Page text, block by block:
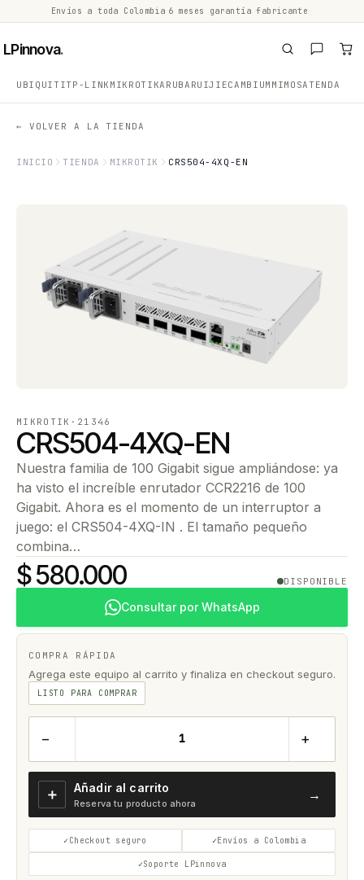
Envíos a toda Colombia 6 meses garantía fabricante
LPinnova.
UBIQUITITP-LINK MIKROTIKARUBA RUIJIECAMBIUM MIMOSATENDA
← VOLVER A LA TIENDA
INICIO TIENDA MIKROTIK CRS504-4XQ-EN
MIKROTIK · 21346
CRS504-4XQ-EN
Nuestra familia de 100 Gigabit sigue ampliándose: ya
ha visto el increíble enrutador CCR2216 de 100
Gigabit. Ahora es el momento de un interruptor a
juego: el CRS504-4XQ-IN . El tamaño pequeño
combina…
$ 580.000 DISPONIBLE
Consultar por WhatsApp
COMPRA RÁPIDA
Agrega este equipo al carrito y finaliza en checkout seguro.
LISTO PARA COMPRAR
− +
＋ Añadir al carrito
Reserva tu producto ahora
→
Checkout seguro Envíos a Colombia
Soporte LPinnova